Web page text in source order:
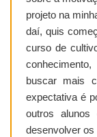
projeto na
daí, quis
curso de
buscar mais
expectativa é
outros
desenvolver os